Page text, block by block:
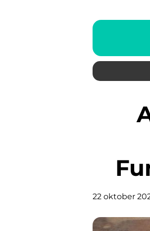
Apple
22 oktober